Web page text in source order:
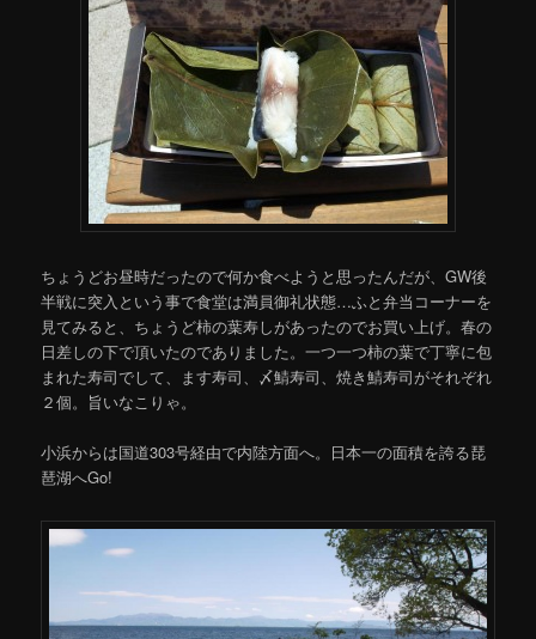
ちょうどお昼時だったので何か食べようと思ったんだが、GW後
半戦に突入という事で食堂は満員御礼状態…ふと弁当コーナーを
見てみると、ちょうど柿の葉寿しがあったのでお買い上げ。春の
日差しの下で頂いたのでありました。一つ一つ柿の葉で丁寧に包
まれた寿司でして、ます寿司、〆鯖寿司、焼き鯖寿司がそれぞれ
２個。旨いなこりゃ。
小浜からは国道303号経由で内陸方面へ。日本一の面積を誇る琵
琶湖へGo!